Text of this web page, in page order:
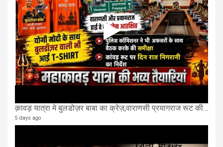
क़ावड़ यात्रा मे बुलडोज़र बाबा का क्रेज़,वाराणसी प्रयागराज रूट की एक लेन खाली की गई.
5 days ago